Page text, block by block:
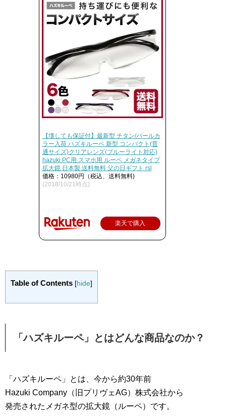
【壊しても保証付】最新型 チタン/パールカ
ラー入荷 ハズキルーペ 新型 コンパクト(普
通サイズ)クリアレンズ(ブルーライト対応)
hazuki PC用 スマホ用 ルーペ メガネタイプ
拡大鏡 日本製 送料無料 父の日ギフト rsl
価格：10980円（税込、送料無料)
(2018/10/21時点)
楽天で購入
Table of Contents [hide]
「ハズキルーペ」とはどんな商品なのか？
「ハズキルーペ」とは、今から約30年前
Hazuki Company（旧プリヴェAG）株式会社から
発売されたメガネ型の拡大鏡（ルーペ）です。